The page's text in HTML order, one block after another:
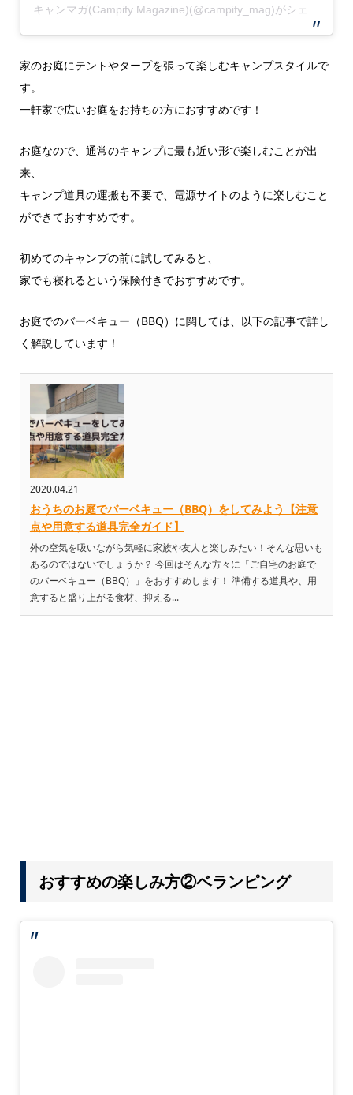
キャンマガ(Campify Magazine)(@campify_mag)がシェアした投稿
家のお庭にテントやタープを張って楽しむキャンプスタイルで
す。
一軒家で広いお庭をお持ちの方におすすめです！
お庭なので、通常のキャンプに最も近い形で楽しむことが出
来、
キャンプ道具の運搬も不要で、電源サイトのように楽しむこと
ができておすすめです。
初めてのキャンプの前に試してみると、
家でも寝れるという保険付きでおすすめです。
お庭でのバーベキュー（BBQ）に関しては、以下の記事で詳し
く解説しています！
2020.04.21
おうちのお庭でバーベキュー（BBQ）をしてみよう【注意
点や用意する道具完全ガイド】
外の空気を吸いながら気軽に家族や友人と楽しみたい！そんな思いも
あるのではないでしょうか？ 今回はそんな方々に「ご自宅のお庭で
のバーベキュー（BBQ）」をおすすめします！ 準備する道具や、用
意すると盛り上がる食材、抑える...
おすすめの楽しみ方②ベランピング